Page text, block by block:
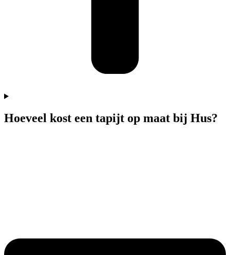
Hoeveel kost een tapijt op maat bij Hus?